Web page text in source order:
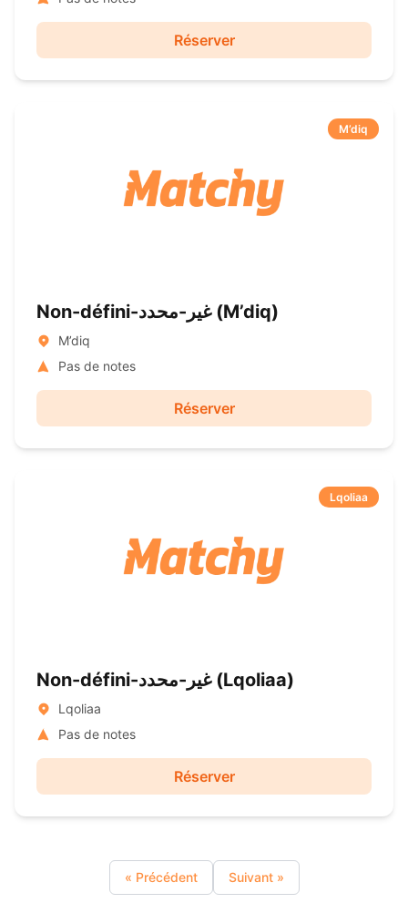
Réserver
M’diq
Non-défini-غير-محدد ( M’diq)
M’diq
Pas de notes
Réserver
Lqoliaa
Non-défini-غير-محدد ( Lqoliaa)
Lqoliaa
Pas de notes
Réserver
« Précédent Suivant »